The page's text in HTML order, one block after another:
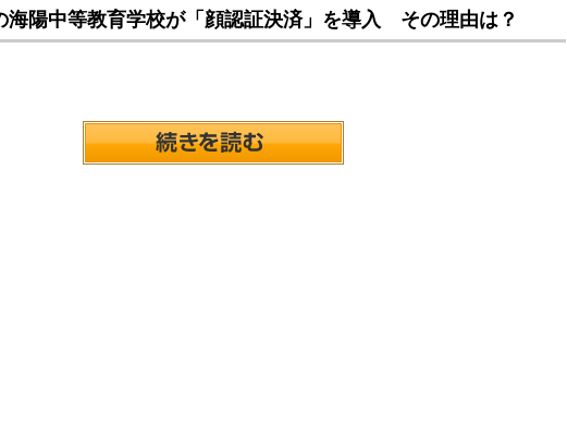
海陽中等教育学校が「顔認証決済」を導入 その理由は？